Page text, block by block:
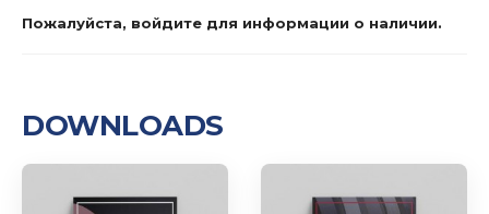
Пожалуйста, войдите для информации о наличии.
DOWNLOADS